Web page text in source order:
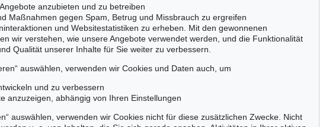
mehr verpassen!
Sie rechtzeitig.
Jetzt zum Newsletter anmelden >
anzubieten und zu betreiben
Maßnahmen gegen Spam, Betrug und Missbrauch zu ergreifen
und Websitestatistiken zu erheben. Mit den gewonnenen
wir verstehen, wie unsere Angebote verwendet werden, und die Funktionalität
Qualität unserer Inhalte für Sie weiter zu verbessern.
auswählen, verwenden wir Cookies und Daten auch, um
und zu verbessern
anzuzeigen, abhängig von Ihren Einstellungen
auswählen, verwenden wir Cookies nicht für diese zusätzlichen Zwecke. Nicht